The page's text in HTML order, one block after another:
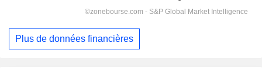
Plus de données financières